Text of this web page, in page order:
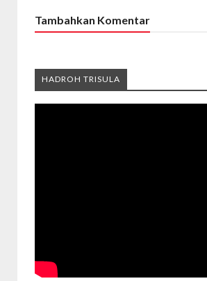
Tambahkan Komentar
HADROH TRISULA